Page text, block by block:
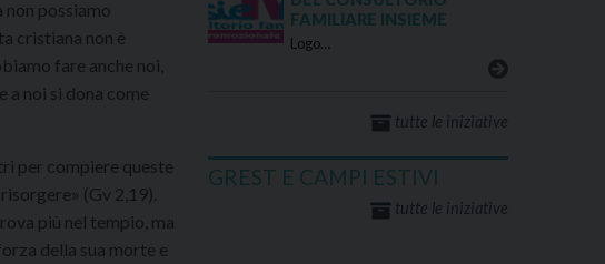
non possiamo
cristiana non è
fare anche noi,
a noi si dona come
per compiere queste
(Gv 2,19).
più nel tempio, ma
della sua morte e
FAMILIARE INSIEME
Logo…
tutte le iniziative
GREST E CAMPI ESTIVI
tutte le iniziative